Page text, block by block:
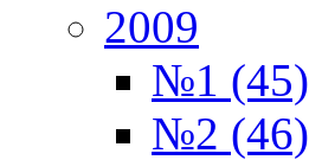
2009
№1 (45)
№2 (46)